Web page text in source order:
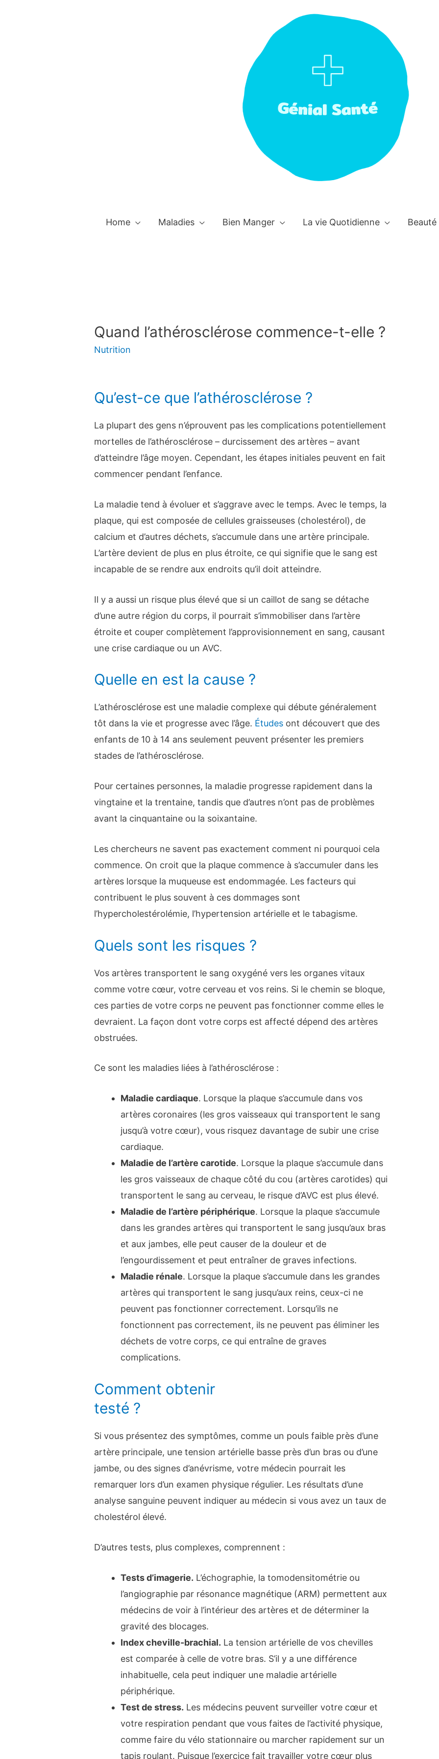
Home Maladies Bien Manger La vie Quotidienne Beauté
Quand l’athérosclérose commence-t-elle ?
Nutrition
Qu’est-ce que l’athérosclérose ?
La plupart des gens n’éprouvent pas les complications potentiellement
mortelles de l’athérosclérose – durcissement des artères – avant
d’atteindre l’âge moyen. Cependant, les étapes initiales peuvent en fait
commencer pendant l’enfance.
La maladie tend à évoluer et s’aggrave avec le temps. Avec le temps, la
plaque, qui est composée de cellules graisseuses (cholestérol), de
calcium et d’autres déchets, s’accumule dans une artère principale.
L’artère devient de plus en plus étroite, ce qui signifie que le sang est
incapable de se rendre aux endroits qu’il doit atteindre.
Il y a aussi un risque plus élevé que si un caillot de sang se détache
d’une autre région du corps, il pourrait s’immobiliser dans l’artère
étroite et couper complètement l’approvisionnement en sang, causant
une crise cardiaque ou un AVC.
Quelle en est la cause ?
L’athérosclérose est une maladie complexe qui débute généralement
tôt dans la vie et progresse avec l’âge. Études ont découvert que des
enfants de 10 à 14 ans seulement peuvent présenter les premiers
stades de l’athérosclérose.
Pour certaines personnes, la maladie progresse rapidement dans la
vingtaine et la trentaine, tandis que d’autres n’ont pas de problèmes
avant la cinquantaine ou la soixantaine.
Les chercheurs ne savent pas exactement comment ni pourquoi cela
commence. On croit que la plaque commence à s’accumuler dans les
artères lorsque la muqueuse est endommagée. Les facteurs qui
contribuent le plus souvent à ces dommages sont
l’hypercholestérolémie, l’hypertension artérielle et le tabagisme.
Quels sont les risques ?
Vos artères transportent le sang oxygéné vers les organes vitaux
comme votre cœur, votre cerveau et vos reins. Si le chemin se bloque,
ces parties de votre corps ne peuvent pas fonctionner comme elles le
devraient. La façon dont votre corps est affecté dépend des artères
obstruées.
Ce sont les maladies liées à l’athérosclérose :
Maladie cardiaque. Lorsque la plaque s’accumule dans vos
artères coronaires (les gros vaisseaux qui transportent le sang
jusqu’à votre cœur), vous risquez davantage de subir une crise
cardiaque.
Maladie de l’artère carotide. Lorsque la plaque s’accumule dans
les gros vaisseaux de chaque côté du cou (artères carotides) qui
transportent le sang au cerveau, le risque d’AVC est plus élevé.
Maladie de l’artère périphérique. Lorsque la plaque s’accumule
dans les grandes artères qui transportent le sang jusqu’aux bras
et aux jambes, elle peut causer de la douleur et de
l’engourdissement et peut entraîner de graves infections.
Maladie rénale. Lorsque la plaque s’accumule dans les grandes
artères qui transportent le sang jusqu’aux reins, ceux-ci ne
peuvent pas fonctionner correctement. Lorsqu’ils ne
fonctionnent pas correctement, ils ne peuvent pas éliminer les
déchets de votre corps, ce qui entraîne de graves
complications.
Comment obtenir
testé ?
Si vous présentez des symptômes, comme un pouls faible près d’une
artère principale, une tension artérielle basse près d’un bras ou d’une
jambe, ou des signes d’anévrisme, votre médecin pourrait les
remarquer lors d’un examen physique régulier. Les résultats d’une
analyse sanguine peuvent indiquer au médecin si vous avez un taux de
cholestérol élevé.
D’autres tests, plus complexes, comprennent :
Tests d’imagerie. L’échographie, la tomodensitométrie ou
l’angiographie par résonance magnétique (ARM) permettent aux
médecins de voir à l’intérieur des artères et de déterminer la
gravité des blocages.
Index cheville-brachial. La tension artérielle de vos chevilles
est comparée à celle de votre bras. S’il y a une différence
inhabituelle, cela peut indiquer une maladie artérielle
périphérique.
Test de stress. Les médecins peuvent surveiller votre cœur et
votre respiration pendant que vous faites de l’activité physique,
comme faire du vélo stationnaire ou marcher rapidement sur un
tapis roulant. Puisque l’exercice fait travailler votre cœur plus